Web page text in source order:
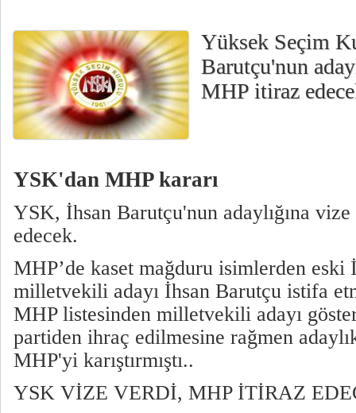
Yüksek Seçim
Barutçu'nun
MHP itiraz
YSK'dan MHP kararı
YSK, İhsan Barutçu'nun adaylığına
edecek.
MHP’de kaset mağduru isimlerden eski
milletvekili adayı İhsan Barutçu istifa
MHP listesinden milletvekili adayı
partiden ihraç edilmesine rağmen
MHP'yi karıştırmıştı..
YSK VİZE VERDİ, MHP İTİRAZ